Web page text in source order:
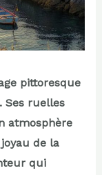
pittoresque
Ses ruelles
atmosphère
de la
qui